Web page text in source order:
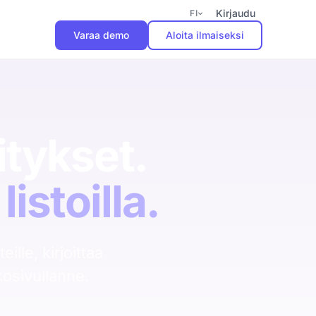
Varaa demo
FI
Kirjaudu
Varaa demo
Aloita ilmaiseksi
kirjoittaa